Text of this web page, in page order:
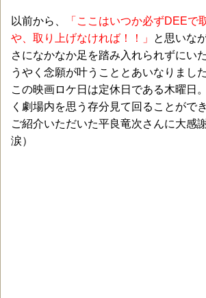
以前から、
「ここはいつか必ずDEEで
や、取り上げなければ！！」
と思いな
さになかなか足を踏み入れられずにい
うやく念願が叶うこととあいなりました
この映画ロケ日は定休日である木曜日
く劇場内を思う存分見て回ることがで
ご紹介いただいた平良竜次さんに大感
涙）